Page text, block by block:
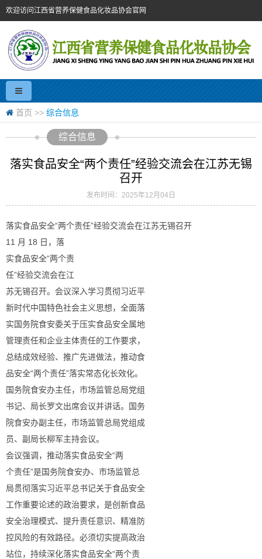
欢迎访问江西省营养保健食品化妆品协会官网
首页 >> 综合信息
综合信息
落实食品安全“两个责任”经验交流会在江苏无锡
召开
发布时间：2025年12月04日
落实食品安全“两个责任”经验交流会在江苏无锡召开
11 月 18 日，落
实食品安全“两个责
任”经验交流会在江
苏无锡召开。会议深入学习贯彻习近平
新时代中国特色社会主义思想，全面落
实国务院食安委关于压实食品安全属地
管理责任和企业主体责任的工作要求，
总结成效经验、推广先进做法，推动食
品安全“两个责任”落实常态化长效化。
国务院食安办主任，市场监管总局党组
书记、局长罗文出席会议并讲话。国务
院食安办副主任，市场监管总局党组成
员、副局长柳军主持会议。
会议强调，推动落实食品安全“两
个责任”是国务院食安办、市场监管总
局贯彻落实习近平总书记关于食品安全
工作重要论述的政治要求，是创新食品
安全治理模式、提升责任意识、精准防
控风险的有效路径。必须切实提高政治
站位，持续深化落实食品安全“两个责